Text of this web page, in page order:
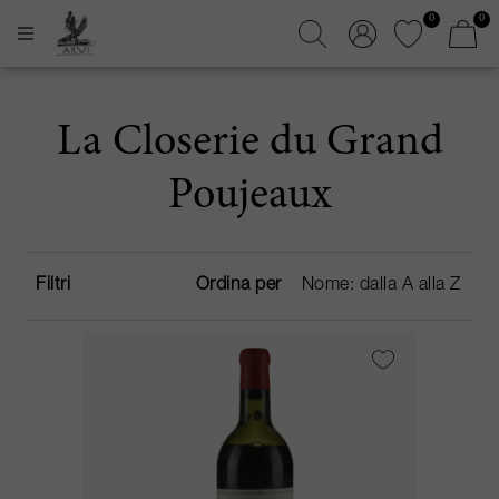
0 0
La Closerie du Grand
Poujeaux
Filtri Ordina per